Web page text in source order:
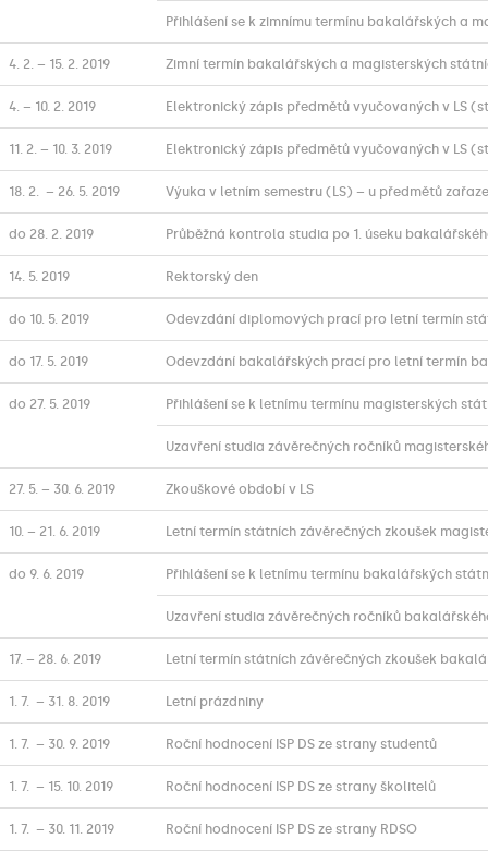
Přihlášení se k zimnímu termínu bakalářských a
4. 2. – 15. 2. 2019 Zimní termín bakalářských a magisterských
4. – 10. 2. 2019 Elektronický zápis předmětů vyučovaných v LS
11. 2. – 10. 3. 2019 Elektronický zápis předmětů vyučovaných v LS
18. 2. – 26. 5. 2019 Výuka v letním semestru (LS) – u předmětů
do 28. 2. 2019 Průběžná kontrola studia po 1. úseku
14. 5. 2019 Rektorský den
do 10. 5. 2019 Odevzdání diplomových prací pro letní termín
do 17. 5. 2019 Odevzdání bakalářských prací pro letní termín
do 27. 5. 2019 Přihlášení se k letnímu termínu magisterských
Uzavření studia závěrečných ročníků
27. 5. – 30. 6. 2019 Zkouškové období v LS
10. – 21. 6. 2019 Letní termín státních závěrečných zkoušek
do 9. 6. 2019 Přihlášení se k letnímu termínu bakalářských
Uzavření studia závěrečných ročníků
17. – 28. 6. 2019 Letní termín státních závěrečných zkoušek
1. 7. – 31. 8. 2019 Letní prázdniny
1. 7. – 30. 9. 2019 Roční hodnocení ISP DS ze strany studentů
1. 7. – 15. 10. 2019 Roční hodnocení ISP DS ze strany školitelů
1. 7. – 30. 11. 2019 Roční hodnocení ISP DS ze strany RDSO